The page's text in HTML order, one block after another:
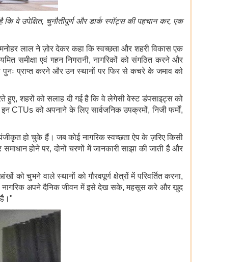
कि वे उपेक्षित, चुनौतीपूर्ण और डार्क स्पॉट्स की पहचान कर, एक
लाल ने ज़ोर देकर कहा कि स्वच्छता और शहरी विकास एक
समीक्षा एवं गहन निगरानी, ​​नागरिकों को संगठित करने और
पुनः प्राप्त करने और उन स्थानों पर फिर से कचरे के जमाव को
हुए, शहरों को सलाह दी गई है कि वे लेगेसी वेस्ट डंपसाइट्स को
CTUs को अपनाने के लिए सार्वजनिक उपक्रमों, निजी फर्मों,
हो चुके हैं। जब कोई नागरिक स्वच्छता ऐप के ज़रिए किसी
होने पर, दोनों चरणों में जानकारी साझा की जाती है और
को चुभने वाले स्थानों को गौरवपूर्ण क्षेत्रों में परिवर्तित करना,
नागरिक अपने दैनिक जीवन में इसे देख सके, महसूस करे और खुद